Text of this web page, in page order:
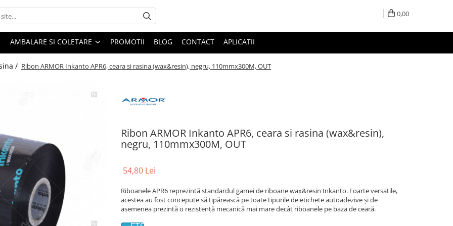
0,00
AMBALARE SI COLETARE PROMOTII BLOG CONTACT APLICATII
/ Ribon ARMOR Inkanto APR6, ceara si rasina (wax&resin), negru, 110mmx300M, OUT
Ribon ARMOR Inkanto APR6, ceara si rasina (wax&resin),
negru, 110mmx300M, OUT
54,80 Lei
Riboanele APR6 reprezintă standardul gamei de riboane wax&resin Inkanto. Foarte versatile,
acestea au fost concepute să tipărească pe toate tipurile de etichete autoadezive și de
asemenea prezintă o rezistență mecanică mai mare decât riboanele pe baza de ceară.